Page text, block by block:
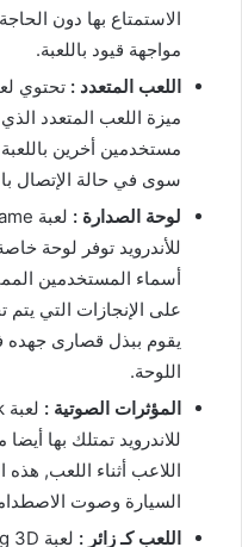
الاستمتاع بها دون
مواجهة قيود باللعبة.
اللعب المتعدد :
ميزة اللعب المتعدد
مستخدمين أخرين
سوى في حالة الإتصال
لوحة الصدارة :
للأندرويد توفر لوحة
أسماء المستخدمين
على الإنجازات التي
يقوم ببذل قصارى
اللوحة.
المؤثرات الصوتية :
للاندرويد تمتلك بها
اللاعب أثناء اللعب,
السيارة وصوت
اللعب كـ زائر :